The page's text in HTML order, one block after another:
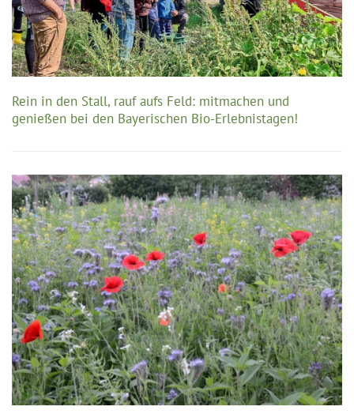
Rein in den Stall, rauf aufs Feld: mitmachen und
genießen bei den Bayerischen Bio-Erlebnistagen!